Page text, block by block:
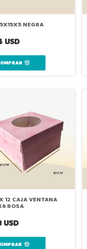
NEGRA
USD
12 CAJA VENTANA
ROSA
USD